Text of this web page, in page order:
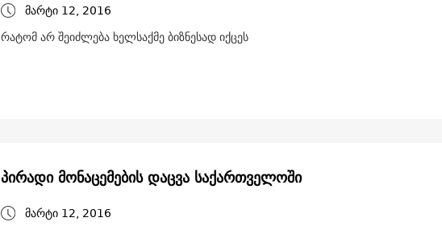
მარტი 12, 2016
რატომ არ შეიძლება ხელსაქმე ბიზნესად იქცეს
პირადი მონაცემების დაცვა საქართველოში
მარტი 12, 2016